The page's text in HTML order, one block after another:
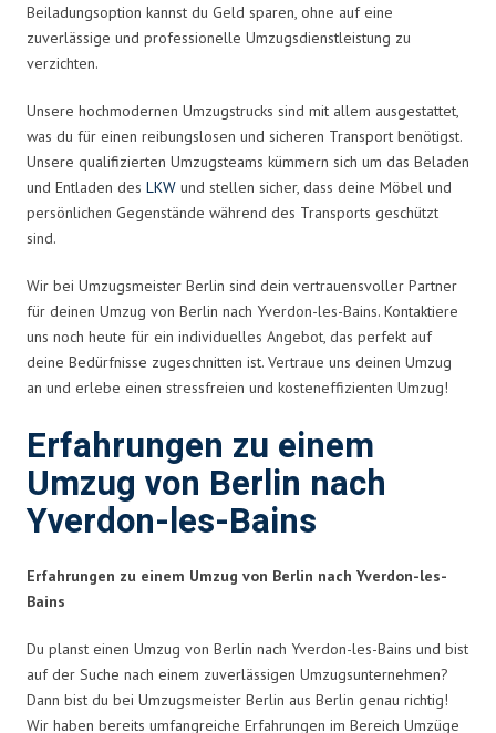
Beiladungsoption kannst du Geld sparen, ohne auf eine
zuverlässige und professionelle Umzugsdienstleistung zu
verzichten.
Unsere hochmodernen Umzugstrucks sind mit allem ausgestattet,
was du für einen reibungslosen und sicheren Transport benötigst.
Unsere qualifizierten Umzugsteams kümmern sich um das Beladen
und Entladen des LKW und stellen sicher, dass deine Möbel und
persönlichen Gegenstände während des Transports geschützt
sind.
Wir bei Umzugsmeister Berlin sind dein vertrauensvoller Partner
für deinen Umzug von Berlin nach Yverdon-les-Bains. Kontaktiere
uns noch heute für ein individuelles Angebot, das perfekt auf
deine Bedürfnisse zugeschnitten ist. Vertraue uns deinen Umzug
an und erlebe einen stressfreien und kosteneffizienten Umzug!
Erfahrungen zu einem
Umzug von Berlin nach
Yverdon-les-Bains
Erfahrungen zu einem Umzug von Berlin nach Yverdon-les-
Bains
Du planst einen Umzug von Berlin nach Yverdon-les-Bains und bist
auf der Suche nach einem zuverlässigen Umzugsunternehmen?
Dann bist du bei Umzugsmeister Berlin aus Berlin genau richtig!
Wir haben bereits umfangreiche Erfahrungen im Bereich Umzüge